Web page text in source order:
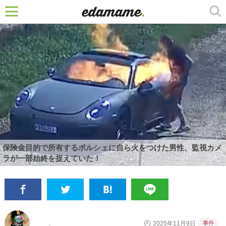
保険金目的で所有するポルシェに自ら火をつけた男性、監視カメ
ラが一部始終を捉えていた！
2025年11月9日 事件